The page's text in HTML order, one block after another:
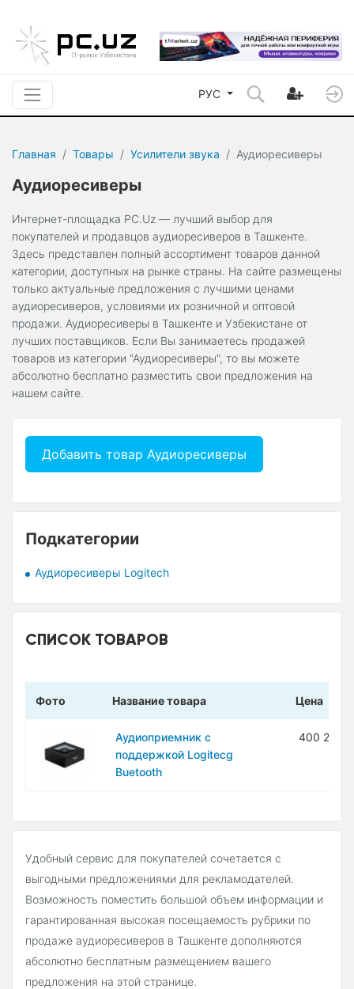
РУС
Главная Товары Усилители звука Аудиоресиверы
Аудиоресиверы
Интернет-площадка PC.Uz — лучший выбор для
покупателей и продавцов аудиоресиверов в Ташкенте.
Здесь представлен полный ассортимент товаров данной
категории, доступных на рынке страны. На сайте размещены
только актуальные предложения с лучшими ценами
аудиоресиверов, условиями их розничной и оптовой
продажи. Аудиоресиверы в Ташкенте и Узбекистане от
лучших поставщиков. Если Вы занимаетесь продажей
товаров из категории "Аудиоресиверы", то вы можете
абсолютно бесплатно разместить свои предложения на
нашем сайте.
Добавить товар Аудиоресиверы
Подкатегории
Аудиоресиверы Logitech
СПИСОК ТОВАРОВ
Фото Название товара Цена
Аудиоприемник с
поддержкой Logitecg
Buetooth
400 200
Удобный сервис для покупателей сочетается с
выгодными предложениями для рекламодателей.
Возможность поместить большой объем информации и
гарантированная высокая посещаемость рубрики по
продаже аудиоресиверов в Ташкенте дополняются
абсолютно бесплатным размещением вашего
предложения на этой странице.